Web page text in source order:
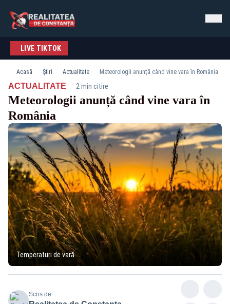
LIVE TIKTOK
Acasă Știri Actualitate Meteorologii anunță când vine vara în România
ACTUALITATE· 2 min citire
Meteorologii anunță când vine vara în
România
Temperaturi de vară
Scris de